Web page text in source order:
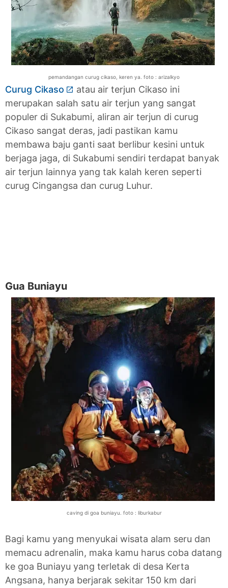
pemandangan curug cikaso, keren ya. foto : arizalkyo
Curug Cikaso
atau air terjun Cikaso ini
merupakan salah satu air terjun yang sangat
populer di Sukabumi, aliran air terjun di curug
Cikaso sangat deras, jadi pastikan kamu
membawa baju ganti saat berlibur kesini untuk
berjaga jaga, di Sukabumi sendiri terdapat banyak
air terjun lainnya yang tak kalah keren seperti
curug Cingangsa dan curug Luhur.
Gua Buniayu
caving di goa buniayu. foto : liburkabur
Bagi kamu yang menyukai wisata alam seru dan
memacu adrenalin, maka kamu harus coba datang
ke goa Buniayu yang terletak di desa Kerta
Angsana, hanya berjarak sekitar 150 km dari